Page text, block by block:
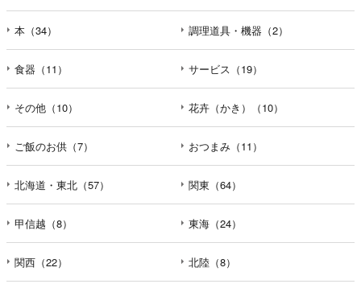
本（34） 調理道具・機器（2）
食器（11） サービス（19）
その他（10） 花卉（かき）（10）
ご飯のお供（7） おつまみ（11）
北海道・東北（57） 関東（64）
甲信越（8） 東海（24）
関西（22） 北陸（8）